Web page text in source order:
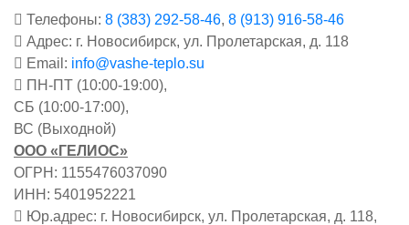
Телефоны: 8 (383) 292-58-46, 8 (913) 916-58-46
Адрес: г. Новосибирск, ул. Пролетарская, д. 118
Email: info@vashe-teplo.su
ПН-ПТ (10:00-19:00),
СБ (10:00-17:00),
ВС (Выходной)
ООО «ГЕЛИОС»
ОГРН: 1155476037090
ИНН: 5401952221
Юр.адрес: г. Новосибирск, ул. Пролетарская, д. 118,